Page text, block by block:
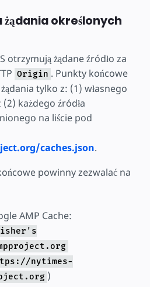
żądania określonych
otrzymują żądane źródło za
Origin . Punkty końcowe
tylko z: (1) własnego
każdego źródła
na liście pod
caches.json.
powinny zezwalać na
AMP Cache:
nytimes-
)